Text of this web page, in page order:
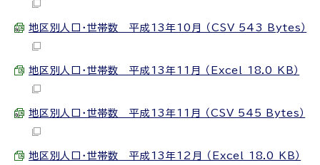
地区別人口・世帯数 平成13年10月 （CSV 543 Bytes）
地区別人口・世帯数 平成13年11月 （Excel 18.0 KB）
地区別人口・世帯数 平成13年11月 （CSV 545 Bytes）
地区別人口・世帯数 平成13年12月 （Excel 18.0 KB）